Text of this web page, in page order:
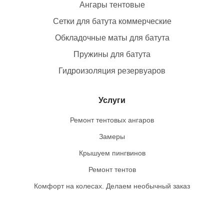
Ангары тентовые
Сетки для батута коммерческие
Обкладочные маты для батута
Пружины для батута
Гидроизоляция резервуаров
Услуги
Ремонт тентовых ангаров
Замеры
Крышуем пингвинов
Ремонт тентов
Комфорт на колесах. Делаем необычный заказ